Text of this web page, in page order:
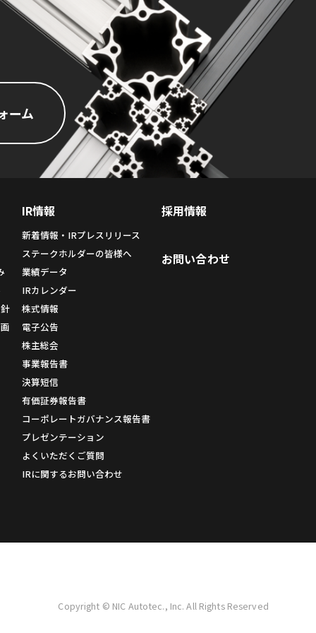
ーム
IR情報
新着情報・IRプレスリリース
ステークホルダーの皆様へ
業績データ
IRカレンダー
株式情報
電子公告
株主総会
事業報告書
決算短信
有価証券報告書
コーポレートガバナンス報告書
プレゼンテーション
よくいただくご質問
IRに関するお問い合わせ
採用情報
お問い合わせ
Copyright © NIC Autotec., Inc. All Rights Reserved